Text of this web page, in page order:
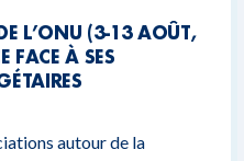
L’ONU (3-13 AOÛT,
FACE À SES
autour de la